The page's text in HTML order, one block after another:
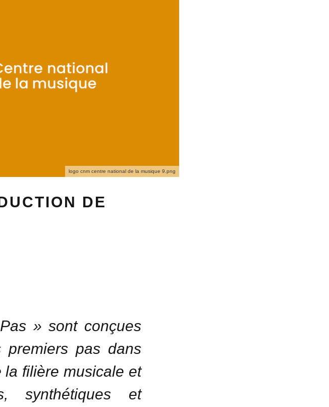
logo cnm centre national de la musique 9.png
DE
» sont conçues
premiers pas dans
filière musicale et
synthétiques et